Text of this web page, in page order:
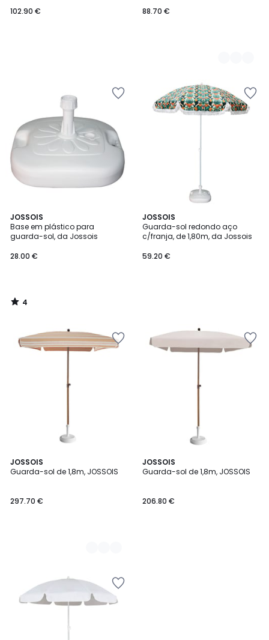
102.90 €
88.70 €
JOSSOIS
Base em plástico para
guarda-sol, da Jossois
28.00 €
4
/
5
4
/
JOSSOIS
Guarda-sol redondo aço
c/franja, de 1,80m, da Jossois
59.20 €
JOSSOIS
Guarda-sol de 1,8m, JOSSOIS
297.70 €
9
Cores
JOSSOIS
Guarda-sol de 1,8m, JOSSOIS
206.80 €